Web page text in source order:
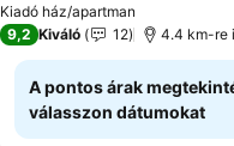
Kiadó ház/apartman
9,2 Kiváló 12 4.4 km-re
A pontos árak
válasszon dátumokat